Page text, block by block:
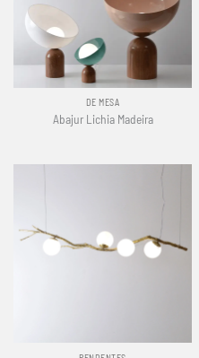
DE MESA
Abajur Lichia Madeira